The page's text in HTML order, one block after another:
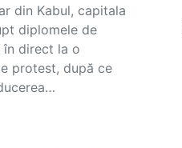
din Kabul, capitala
diplomele de
direct la o
protest, după ce